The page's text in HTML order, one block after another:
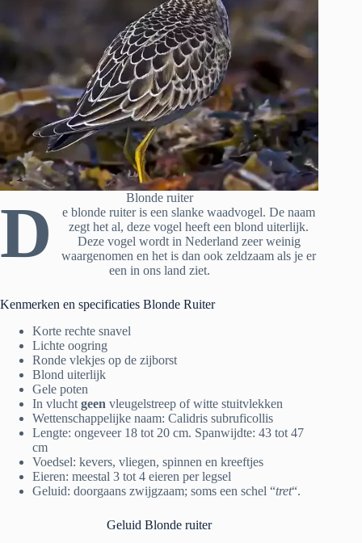
Blonde ruiter
D
e blonde ruiter is een slanke waadvogel. De naam
zegt het al, deze vogel heeft een blond uiterlijk.
Deze vogel wordt in Nederland zeer weinig
waargenomen en het is dan ook zeldzaam als je er
een in ons land ziet.
Kenmerken en specificaties Blonde Ruiter
Korte rechte snavel
Lichte oogring
Ronde vlekjes op de zijborst
Blond uiterlijk
Gele poten
In vlucht geen vleugelstreep of witte stuitvlekken
Wettenschappelijke naam: Calidris subruficollis
Lengte: ongeveer 18 tot 20 cm. Spanwijdte: 43 tot 47
cm
Voedsel: kevers, vliegen, spinnen en kreeftjes
Eieren: meestal 3 tot 4 eieren per legsel
Geluid: doorgaans zwijgzaam; soms een schel “tret“.
Geluid Blonde ruiter